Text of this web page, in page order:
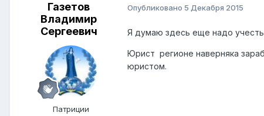
Газетов
Владимир
Сергеевич
Патриции
Опубликовано 5 Декабря 2015
Я думаю здесь еще надо
Юрист регионе наверняка
юристом.